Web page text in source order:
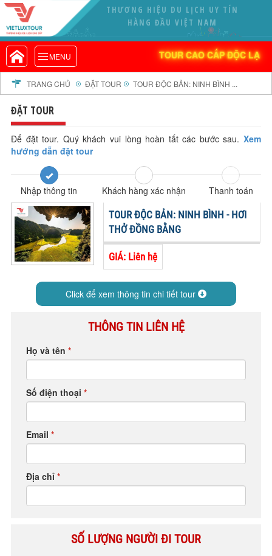
THƯƠNG HIỆU DU LỊCH UY TÍN
HÀNG ĐẦU VIỆT NAM
MENU TOUR CAO CẤP ĐỘC LẠ
VIETLUXTOUR.COM
TOUR CAO CẤP ĐỘC LẠ
TOUR TRONG NƯỚC
TOUR NƯỚC NGOÀI
TOUR KHỞI HÀNH TỪ HÀ NỘI
TOUR KHỞI HÀNH TỪ ĐÀ NẴNG
TOUR KHỞI HÀNH TỪ CẦN THƠ
TOUR ĐOÀN - M.I.C.E
TOUR COMBO
DỊCH VỤ
GIỚI THIỆU
HỒ SƠ NĂNG LỰC
PROFILE EN
THƯ KHEN VIETLUXTOUR
HỘP THƯ GÓP Ý
PROFILE HƯỚNG DẪN VIÊN
TRANG CHỦ ĐẶT TOUR TOUR ĐỘC BẢN: NINH BÌNH ...
ĐẶT TOUR
Để đặt tour. Quý khách vui lòng hoàn tất các bước sau.Xem
hướng dẫn đặt tour
Nhập thông tin Khách hàng xác nhận
Thanh toán
TOUR ĐỘC BẢN: NINH BÌNH - HƠI
THỞ ĐỒNG BẰNG
GIÁ: Liên hệ
Click để xem thông tin chi tiết tour
THÔNG TIN LIÊN HỆ
Họ và tên *
Số điện thoại *
Email *
Địa chỉ *
SỐ LƯỢNG NGƯỜI ĐI TOUR